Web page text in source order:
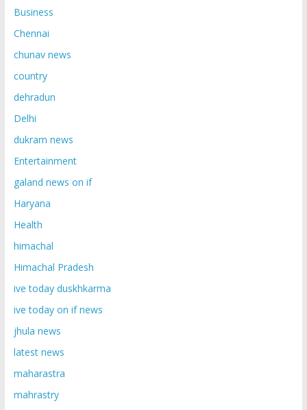
Business
Chennai
chunav news
country
dehradun
Delhi
dukram news
Entertainment
galand news on if
Haryana
Health
himachal
Himachal Pradesh
ive today duskhkarma
ive today on if news
jhula news
latest news
maharastra
mahrastry